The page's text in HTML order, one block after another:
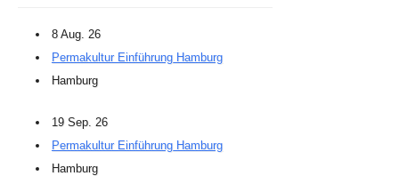
8 Aug. 26
Permakultur Einführung Hamburg
Hamburg
19 Sep. 26
Permakultur Einführung Hamburg
Hamburg